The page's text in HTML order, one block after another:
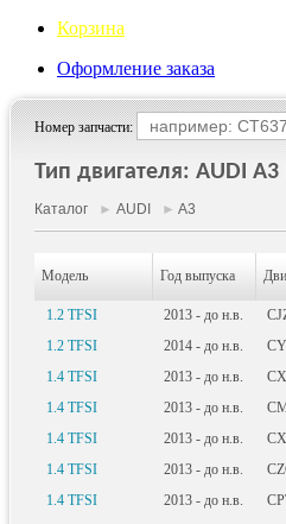
Корзина
Оформление заказа
Номер запчасти:
Тип двигателя: AUDI
Каталог ► AUDI ► A3
Модель Год выпуска
1.2 TFSI 2013 - до н.в.
1.2 TFSI 2014 - до н.в.
1.4 TFSI 2013 - до н.в.
1.4 TFSI 2013 - до н.в.
1.4 TFSI 2013 - до н.в.
1.4 TFSI 2013 - до н.в.
1.4 TFSI 2013 - до н.в.